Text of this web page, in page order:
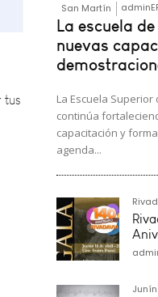
San Martín
La escuela
nuevas
La Escuela
continúa
capacitación y
agenda...
Junín